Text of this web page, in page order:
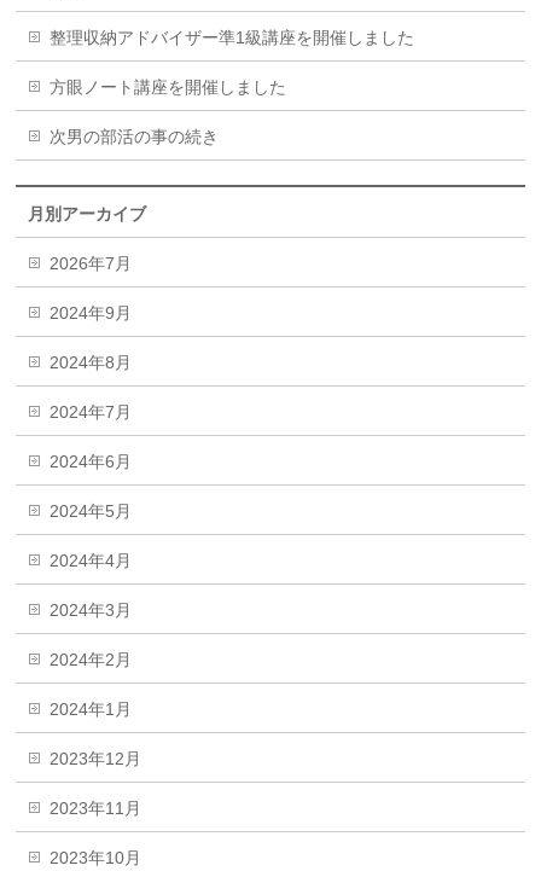
整理収納アドバイザー準1級講座を開催しました
方眼ノート講座を開催しました
次男の部活の事の続き
月別アーカイブ
2026年7月
2024年9月
2024年8月
2024年7月
2024年6月
2024年5月
2024年4月
2024年3月
2024年2月
2024年1月
2023年12月
2023年11月
2023年10月